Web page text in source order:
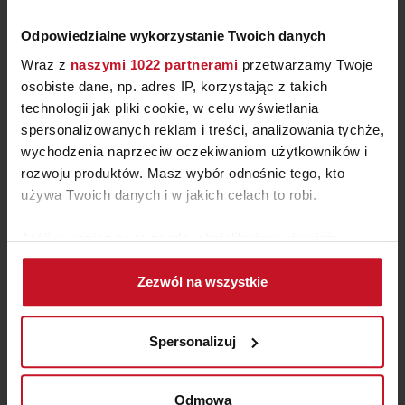
Odpowiedzialne wykorzystanie Twoich danych
Wraz z naszymi 1022 partnerami przetwarzamy Twoje
osobiste dane, np. adres IP, korzystając z takich
technologii jak pliki cookie, w celu wyświetlania
spersonalizowanych reklam i treści, analizowania tychże,
wychodzenia naprzeciw oczekiwaniom użytkowników i
rozwoju produktów. Masz wybór odnośnie tego, kto
używa Twoich danych i w jakich celach to robi.
Jeśli wyrazisz na to zgodę, chcielibyśmy również:
Gromadzić dane dotyczące Twojej lokalizacji
geograficznej z dokładnością nawet do kilku metrów
Identyfikować Twoje urządzenie, aktywnie
(fingerprinting, czyli wirtualny odcisk palca)
Dowiedz się więcej odnośnie tego, jak Twoje osobiste
dane są przetwarzane oraz ustaw własne preferencje w
Zezwól na wszystkie
Spersonalizuj
Odmowa
KOMINEK ART DECO
ZAPYTAJ O CENĘ W SALONIE